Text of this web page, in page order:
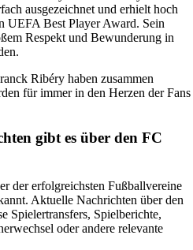
ausgezeichnet und erhielt hoch
UEFA Best Player Award. Sein
Respekt und Bewunderung in
Ribéry haben zusammen
für immer in den Herzen der Fans
gibt es über den FC
der erfolgreichsten Fußballvereine
Aktuelle Nachrichten über den
Spielertransfers, Spielberichte,
oder andere relevante